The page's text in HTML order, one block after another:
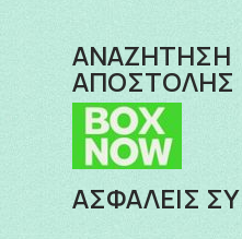
ΑΝΑΖΗΤΗΣΗ
ΑΠΟΣΤΟΛΗΣ
ΑΣΦΑΛΕΙΣ